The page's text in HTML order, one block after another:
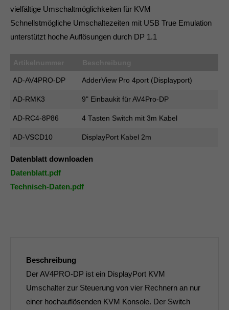
info@yourdomain.com
About us
Aenean commodo ligula eget dolor. Aenean massa.
montes, nascetur ridiculus mus. Donec quam felis,
ultricies nec.
vielfältige Umschaltmöglichkeiten für KVM
Schnellstmögliche Umschaltezeiten mit USB True Emulation
unterstützt hoche Auflösungen durch DP 1.1
AD-AV4PRO-DP AdderView Pro 4port (Displayport)
AD-RMK3 9" Einbaukit für AV4Pro-DP
AD-RC4-8P86 4 Tasten Switch mit 3m Kabel
AD-VSCD10 DisplayPort Kabel 2m
Datenblatt downloaden
Datenblatt.pdf
Technisch-Daten.pdf
Beschreibung
Der AV4PRO-DP ist ein DisplayPort KVM
Umschalter zur Steuerung von vier Rechnern an nur
einer hochauflösenden KVM Konsole. Der Switch